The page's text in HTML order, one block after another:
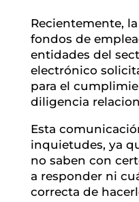
Recientemente,
fondos de
entidades del
electrónico
para el
diligencia
Esta
inquietudes, ya
no saben con
a responder ni
correcta de